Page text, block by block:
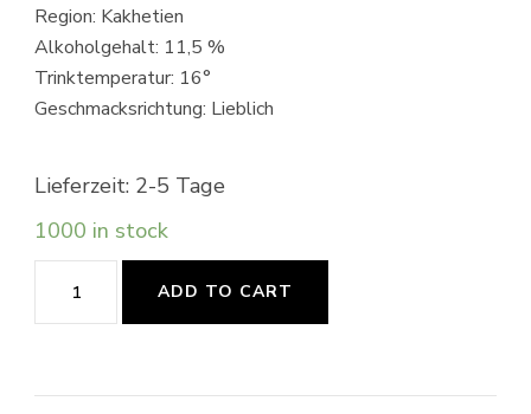
Region: Kakhetien
Alkoholgehalt: 11,5 %
Trinktemperatur: 16°
Geschmacksrichtung: Lieblich
Lieferzeit: 2-5 Tage
1000 in stock
Alazani
Valley
Rotwein
ADD TO CART